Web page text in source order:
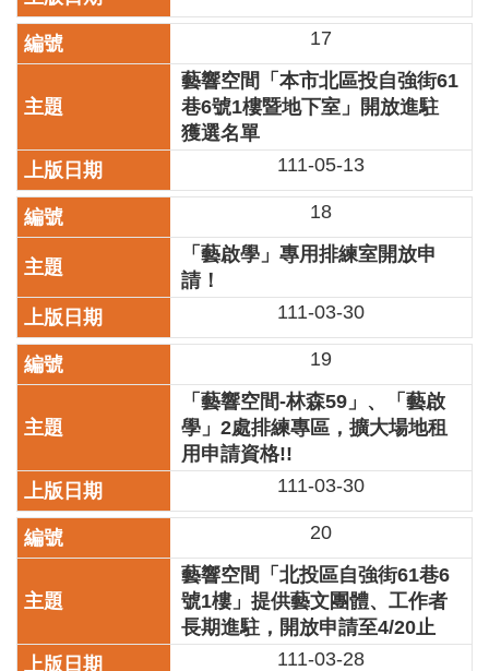
臺
北
市
府
政
府
公
開
資
訊
著
作
權
聲
私
權
保
護
政
策
訊
17
藝響空間「本市北區投自強街61
巷6號1樓暨地下室」開放進駐
獲選名單
111-05-13
18
「藝啟學」專用排練室開放申
請！
111-03-30
19
「藝響空間-林森59」、「藝啟
學」2處排練專區，擴大場地租
用申請資格!!
111-03-30
20
藝響空間「北投區自強街61巷6
號1樓」提供藝文團體、工作者
長期進駐，開放申請至4/20止
111-03-28